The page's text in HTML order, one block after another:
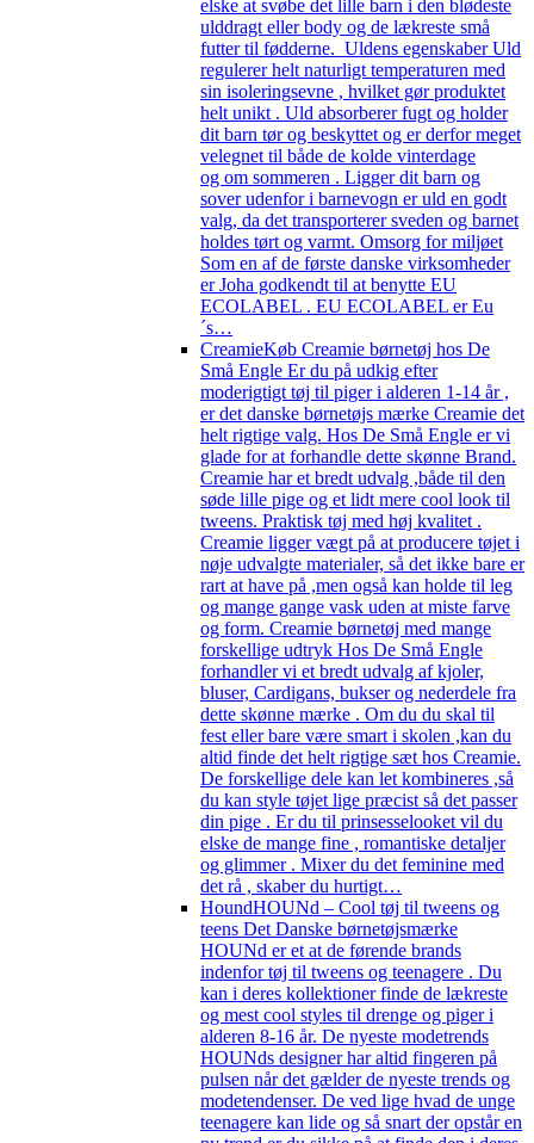
elske at svøbe det lille barn i den blødeste
ulddragt eller body og de lækreste små
futter til fødderne. Uldens egenskaber Uld
regulerer helt naturligt temperaturen med
sin isoleringsevne , hvilket gør produktet
helt unikt . Uld absorberer fugt og holder
dit barn tør og beskyttet og er derfor meget
velegnet til både de kolde vinterdage
og om sommeren . Ligger dit barn og
sover udenfor i barnevogn er uld en godt
valg, da det transporterer sveden og barnet
holdes tørt og varmt. Omsorg for miljøet
Som en af de første danske virksomheder
er Joha godkendt til at benytte EU
ECOLABEL . EU ECOLABEL er Eu
´s…
CreamieKøb Creamie børnetøj hos De
Små Engle Er du på udkig efter
moderigtigt tøj til piger i alderen 1-14 år ,
er det danske børnetøjs mærke Creamie det
helt rigtige valg. Hos De Små Engle er vi
glade for at forhandle dette skønne Brand.
Creamie har et bredt udvalg ,både til den
søde lille pige og et lidt mere cool look til
tweens. Praktisk tøj med høj kvalitet .
Creamie ligger vægt på at producere tøjet i
nøje udvalgte materialer, så det ikke bare er
rart at have på ,men også kan holde til leg
og mange gange vask uden at miste farve
og form. Creamie børnetøj med mange
forskellige udtryk Hos De Små Engle
forhandler vi et bredt udvalg af kjoler,
bluser, Cardigans, bukser og nederdele fra
dette skønne mærke . Om du du skal til
fest eller bare være smart i skolen ,kan du
altid finde det helt rigtige sæt hos Creamie.
De forskellige dele kan let kombineres ,så
du kan style tøjet lige præcist så det passer
din pige . Er du til prinsesselooket vil du
elske de mange fine , romantiske detaljer
og glimmer . Mixer du det feminine med
det rå , skaber du hurtigt…
HoundHOUNd – Cool tøj til tweens og
teens Det Danske børnetøjsmærke
HOUNd er et at de førende brands
indenfor tøj til tweens og teenagere . Du
kan i deres kollektioner finde de lækreste
og mest cool styles til drenge og piger i
alderen 8-16 år. De nyeste modetrends
HOUNds designer har altid fingeren på
pulsen når det gælder de nyeste trends og
modetendenser. De ved lige hvad de unge
teenagere kan lide og så snart der opstår en